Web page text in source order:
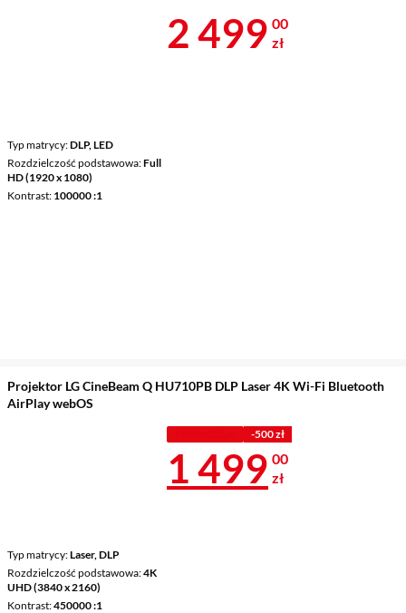
Typ matrycy DLP, LED
Rozdzielczość podstawowa Full
HD (1920 x 1080)
Kontrast 100000 :1
Cena 2 499 zł
2 499 00
zł
Projektor LG CineBeam Q HU710PB DLP Laser 4K Wi-Fi Bluetooth
AirPlay webOS
Typ matrycy Laser, DLP
Rozdzielczość podstawowa 4K
UHD (3840 x 2160)
Kontrast 450000 :1
-500 zł
Cena 1 499 zł
1 499 00
zł